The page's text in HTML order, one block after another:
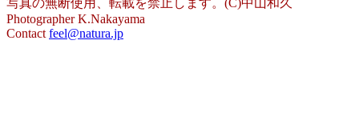
写真の無断使用、転載を禁止します。(C)中山和久
Photographer K.Nakayama
Contact feel@natura.jp